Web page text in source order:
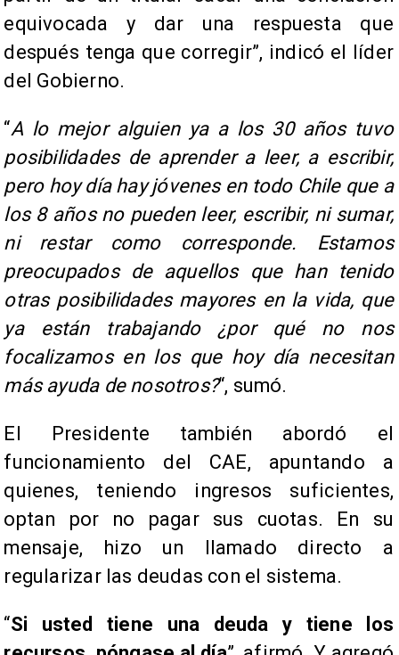
equivocada y dar una respuesta que
después tenga que corregir”, indicó el líder
del Gobierno.
“A lo mejor alguien ya a los 30 años tuvo
posibilidades de aprender a leer, a escribir,
pero hoy día hay jóvenes en todo Chile que a
los 8 años no pueden leer, escribir, ni sumar,
ni restar como corresponde. Estamos
preocupados de aquellos que han tenido
otras posibilidades mayores en la vida, que
ya están trabajando ¿por qué no nos
focalizamos en los que hoy día necesitan
más ayuda de nosotros?“, sumó.
El Presidente también abordó el
funcionamiento del CAE, apuntando a
quienes, teniendo ingresos suficientes,
optan por no pagar sus cuotas. En su
mensaje, hizo un llamado directo a
regularizar las deudas con el sistema.
“Si usted tiene una deuda y tiene los